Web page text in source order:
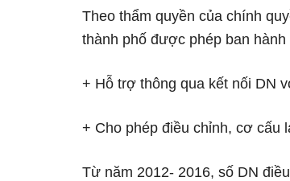
Theo thẩm quyền của chính
thành phố được phép ban
+ Hỗ trợ thông qua kết nối DN
+ Cho phép điều chỉnh, cơ cấu
Từ năm 2012- 2016, số DN